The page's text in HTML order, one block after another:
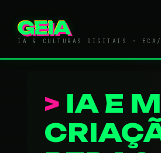
conteúdo
GEIA
IA & CULTURAS DIGITAIS · ECA/
IA E